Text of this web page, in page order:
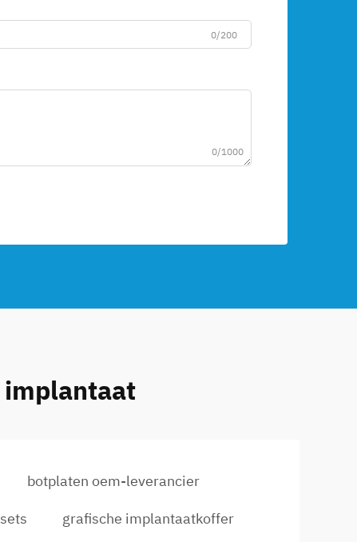
0/200
0/1000
botplaten oem-leverancier
grafische implantaatkoffer